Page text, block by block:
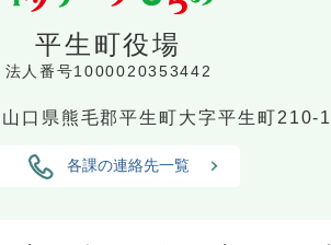
平生町役場
法人番号1000020353442
山口県熊毛郡平生町大字平生町210-1
各課の連絡先一覧